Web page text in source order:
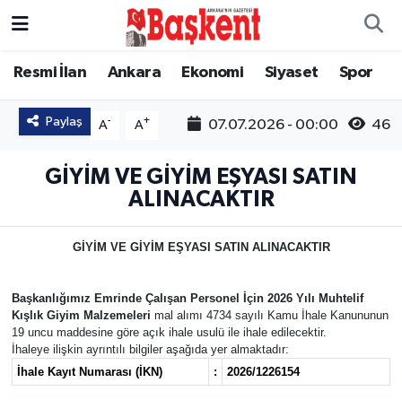
Resmi İlan Ankara Ekonomi Siyaset Spor
Paylaş A- A+ 07.07.2026 - 00:00 46
GİYİM VE GİYİM EŞYASI SATIN
ALINACAKTIR
GİYİM VE GİYİM EŞYASI SATIN ALINACAKTIR
Başkanlığımız Emrinde Çalışan Personel İçin 2026 Yılı Muhtelif
Kışlık Giyim Malzemeleri mal alımı 4734 sayılı Kamu İhale Kanununun
19 uncu maddesine göre açık ihale usulü ile ihale edilecektir.
İhaleye ilişkin ayrıntılı bilgiler aşağıda yer almaktadır:
İhale Kayıt Numarası (İKN)
: 2026/1226154
Ankara
Asayiş
Eğitim
Ekonomi
Genel
Gündem
Ankara Nöbetçi Eczaneler
Ankara Hava Durumu
Ankara Trafik Yoğunluk Haritası
Süper Lig Puan Durumu ve Fikstür
Tüm Manşetler
Son Dakika Haberleri
Haber Arşivi